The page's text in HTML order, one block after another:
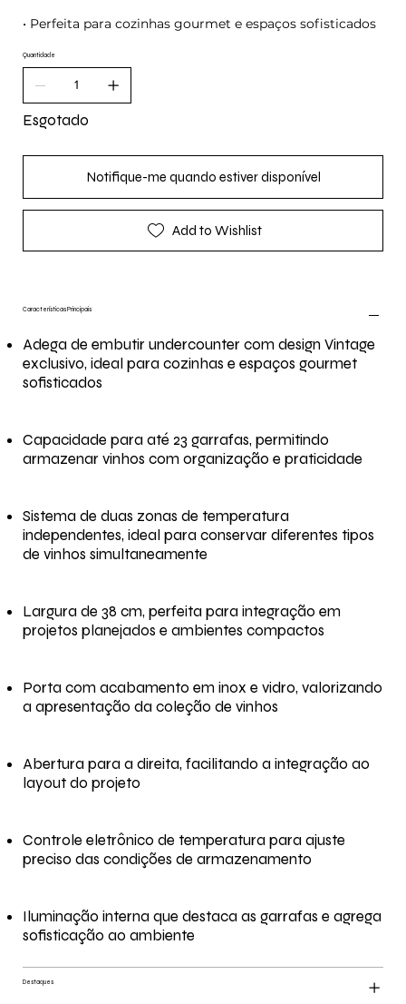
• Perfeita para cozinhas gourmet e espaços sofisticados
Quantidade
Esgotado
Notifique-me quando estiver disponível
Add to Wishlist
Características Principais
Adega de embutir undercounter com design Vintage
exclusivo, ideal para cozinhas e espaços gourmet
sofisticados
Capacidade para até 23 garrafas, permitindo
armazenar vinhos com organização e praticidade
Sistema de duas zonas de temperatura
independentes, ideal para conservar diferentes tipos
de vinhos simultaneamente
Largura de 38 cm, perfeita para integração em
projetos planejados e ambientes compactos
Porta com acabamento em inox e vidro, valorizando
a apresentação da coleção de vinhos
Abertura para a direita, facilitando a integração ao
layout do projeto
Controle eletrônico de temperatura para ajuste
preciso das condições de armazenamento
Iluminação interna que destaca as garrafas e agrega
sofisticação ao ambiente
Destaques